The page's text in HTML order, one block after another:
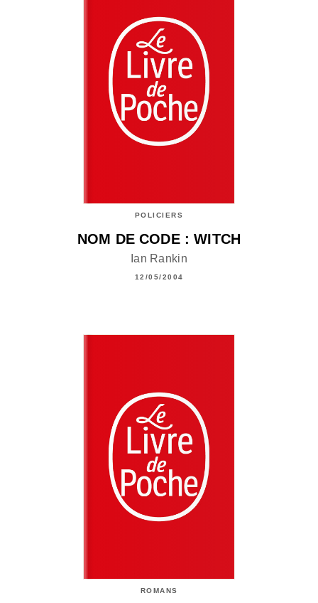
POLICIERS
NOM DE CODE : WITCH
Ian Rankin
12/05/2004
ROMANS